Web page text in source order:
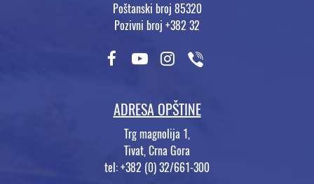
Poštanski broj 85320
Pozivni broj +382 32
ADRESA OPŠTINE
Trg magnolija 1,
Tivat, Crna Gora
tel: +382 (0) 32/661-300